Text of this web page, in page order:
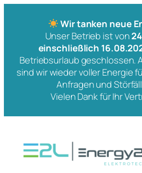
Wir tanken neue
Unser Betrieb ist von
einschließlich
Betriebsurlaub geschlossen.
sind wir wieder voller Energie
Anfragen und
Vielen Dank für Ihr
springen